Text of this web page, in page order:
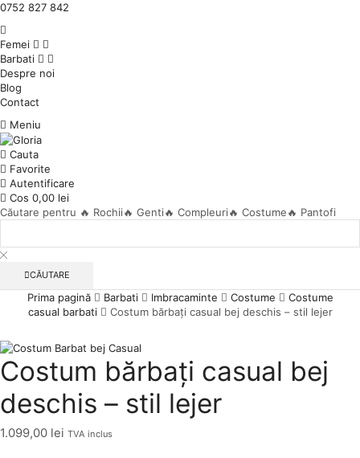
0752 827 842
Femei
Barbati
Despre noi
Blog
Contact
Meniu
Cauta
Favorite
Autentificare
Cos 0,00 lei
Căutare pentru 🔥 Rochii🔥 Genti🔥 Compleuri🔥 Costume🔥 Pantofi
CĂUTARE
Prima pagină Barbati Imbracaminte Costume
Costume
casual barbati
Costum bărbați casual bej deschis – stil lejer
Costum bărbați casual bej
deschis – stil lejer
1.099,00 lei TVA inclus